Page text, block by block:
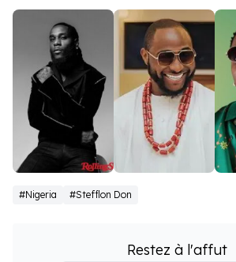
Burna Boy
#Nigeria #Stefflon Don
Restez à l'affut